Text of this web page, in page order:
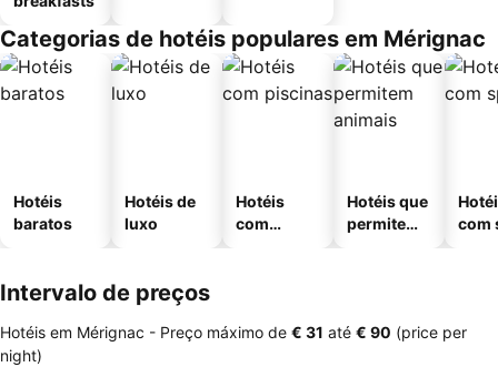
Categorias de hotéis populares em Mérignac
Hotéis
baratos
Hotéis de
luxo
Hotéis
com
Hotéis que
permitem
com
Intervalo de preços
Hotéis em Mérignac - Preço máximo de ‎€ 31 até ‎€ 90 (price per
night)